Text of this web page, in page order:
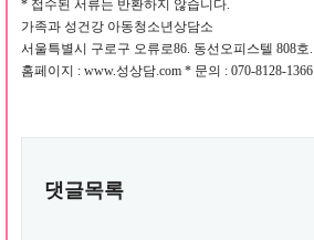
* 접수된 서류는 반환하지 않습니다.
가족과 성건강 아동청소년상담소
서울특별시 구로구 오류로86. 동선오피스텔 808호.
홈페이지 : www.성상담.com * 문의 : 070-8128-1366
댓글목록